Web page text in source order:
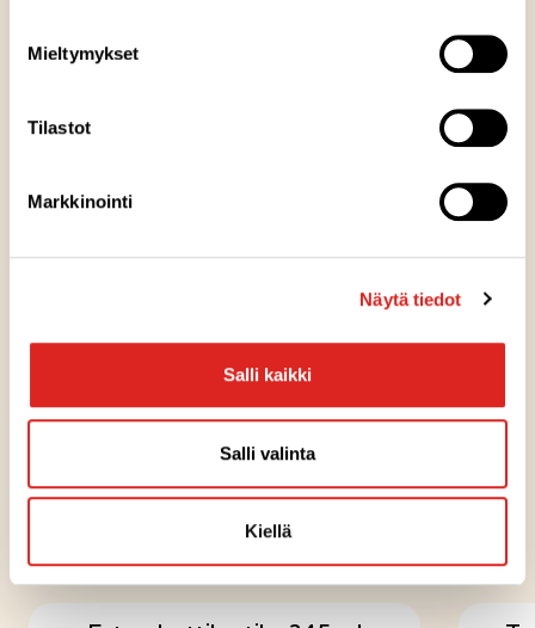
Mieltymykset
Tilastot
Markkinointi
Näytä tiedot
Salli kaikki
Salli valinta
Kiellä
Ainesosat
Ravintosisältö
Säilytysohje
KOKEILE MYÖS NÄITÄ